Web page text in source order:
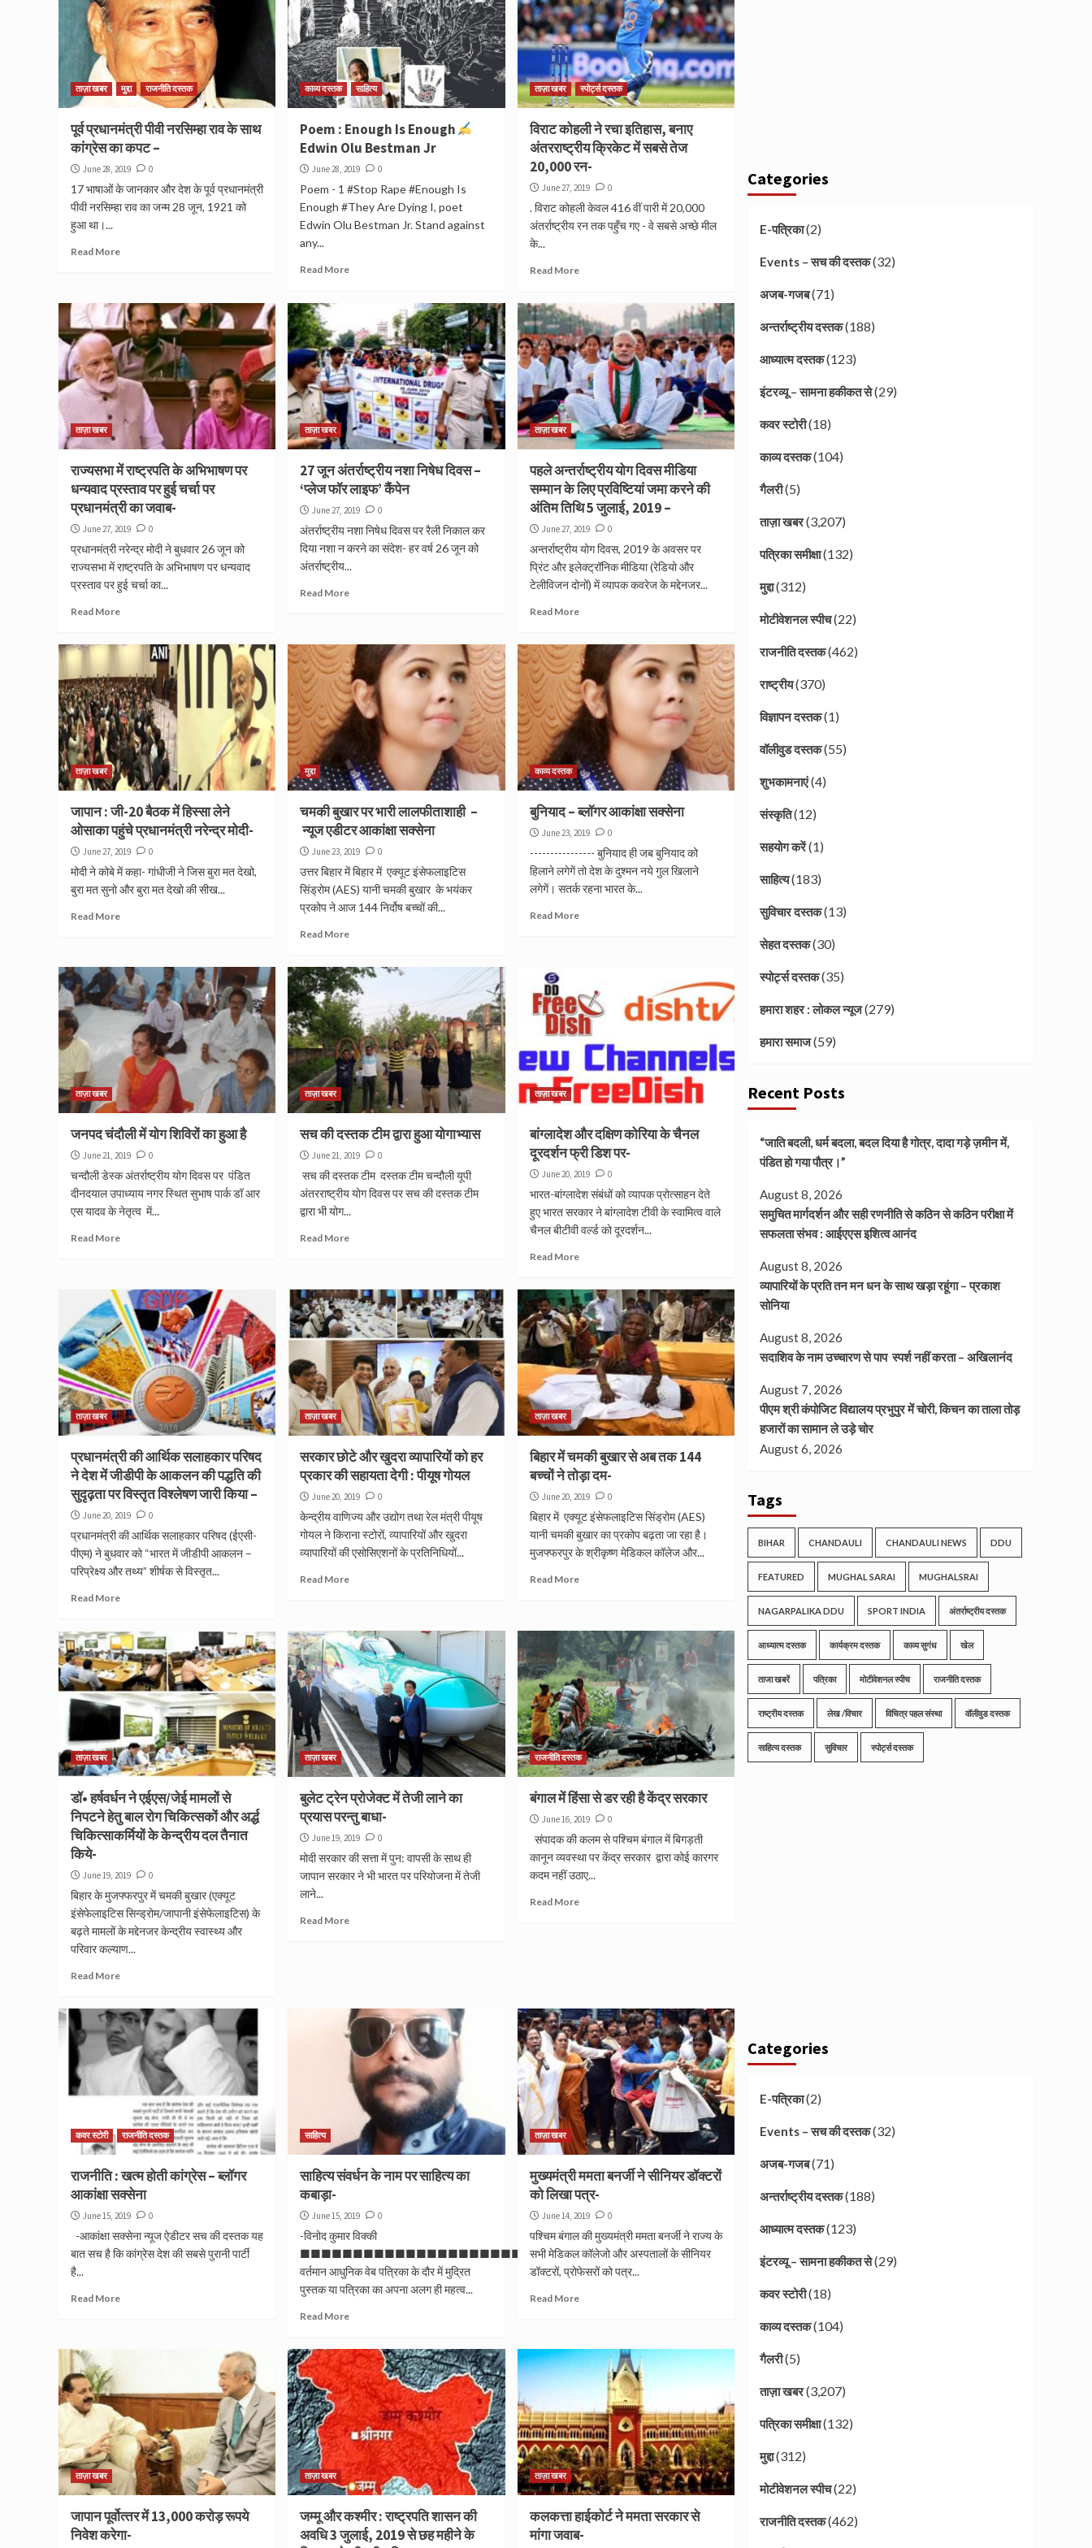
ताज़ा खबर मुद्दा राजनीति दस्तक
पूर्व प्रधानमंत्री पीवी नरसिम्हा राव के साथ
कांग्रेस का कपट –
June 28, 2019 0
17 भाषाओं के जानकार और देश के पूर्व प्रधानमंत्री
पीवी नरसिम्हा राव का जन्म 28 जून, 1921 को
हुआ था।...
Read More
काव्य दस्तक साहित्य
Poem : Enough Is Enough
Edwin Olu Bestman Jr
June 28, 2019 0
Poem - 1 #Stop Rape #Enough Is
Enough #They Are Dying I, poet
Edwin Olu Bestman Jr. Stand against
any...
Read More
ताज़ा खबर स्पोर्ट्स दस्तक
विराट कोहली ने रचा इतिहास, बनाए
अंतरराष्ट्रीय क्रिकेट में सबसे तेज
20,000 रन-
June 27, 2019 0
. विराट कोहली केवल 416 वीं पारी में 20,000
अंतर्राष्ट्रीय रन तक पहुँच गए - वे सबसे अच्छे मील
के...
Read More
ताज़ा खबर
राज्यसभा में राष्ट्रपति के अभिभाषण पर
धन्यवाद प्रस्ताव पर हुई चर्चा पर
प्रधानमंत्री का जवाब-
June 27, 2019 0
प्रधानमंत्री नरेन्द्र मोदी ने बुधवार 26 जून को
राज्यसभा में राष्ट्रपति के अभिभाषण पर धन्यवाद
प्रस्ताव पर हुई चर्चा का...
Read More
ताज़ा खबर
27 जून अंतर्राष्ट्रीय नशा निषेध दिवस –
‘प्लेज फॉर लाइफ’ कैंपेन
June 27, 2019 0
अंतर्राष्ट्रीय नशा निषेध दिवस पर रैली निकाल कर
दिया नशा न करने का संदेश- हर वर्ष 26 जून को
अंतर्राष्ट्रीय...
Read More
ताज़ा खबर
पहले अन्‍तर्राष्‍ट्रीय योग दिवस मीडिया
सम्‍मान के लिए प्रविष्टियां जमा करने की
अंतिम तिथि 5 जुलाई, 2019 –
June 27, 2019 0
अन्‍तर्राष्‍ट्रीय योग दिवस, 2019 के अवसर पर
प्रिंट और इलेक्‍ट्रॉनिक मीडिया (रेडियो और
टेलीविजन दोनों) में व्‍यापक कवरेज के मद्देनजर...
Read More
ताज़ा खबर
जापान : जी-20 बैठक में हिस्सा लेने
ओसाका पहुंचे प्रधानमंत्री नरेन्द्र मोदी-
June 27, 2019 0
मोदी ने कोबे में कहा- गांधीजी ने जिस बुरा मत देखो,
बुरा मत सुनो और बुरा मत देखो की सीख...
Read More
मुद्दा
चमकी बुखार पर भारी लालफीताशाही –
न्यूज एडीटर आकांक्षा सक्सेना
June 23, 2019 0
उत्तर बिहार में बिहार में एक्यूट इंसेफलाइटिस
सिंड्रोम (AES) यानी चमकी बुखार के भयंकर
प्रकोप ने आज 144 निर्दोष बच्चों की...
Read More
काव्य दस्तक
बुनियाद – ब्लॉगर आकांक्षा सक्सेना
June 23, 2019 0
---------------- बुनियाद ही जब बुनियाद को
हिलाने लगेगें तो देश के दुश्मन नये गुल खिलाने
लगेगें। सतर्क रहना भारत के...
Read More
ताज़ा खबर
जनपद चंदौली में योग शिविरों का हुआ है
June 21, 2019 0
चन्दौली डेस्क अंतर्राष्ट्रीय योग दिवस पर पंडित
दीनदयाल उपाध्याय नगर स्थित सुभाष पार्क डॉ आर
एस यादव के नेतृत्व में...
Read More
ताज़ा खबर
सच की दस्तक टीम द्वारा हुआ योगाभ्यास
June 21, 2019 0
सच की दस्तक टीम दस्तक टीम चन्दौली यूपी
अंतरराष्ट्रीय योग दिवस पर सच की दस्तक टीम
द्वारा भी योग...
Read More
ताज़ा खबर
बांग्लादेश और दक्षिण कोरिया के चैनल
दूरदर्शन फ्री डिश पर-
June 20, 2019 0
भारत-बांग्लादेश संबंधों को व्यापक प्रोत्साहन देते
हुए भारत सरकार ने बांग्लादेश टीवी के स्वामित्व वाले
चैनल बीटीवी वर्ल्ड को दूरदर्शन...
Read More
ताज़ा खबर
प्रधानमंत्री की आर्थिक सलाहकार परिषद
ने देश में जीडीपी के आकलन की पद्धति की
सुदृढ़ता पर विस्तृत विश्लेषण जारी किया –
June 20, 2019 0
प्रधानमंत्री की आर्थिक सलाहकार परिषद (ईएसी-
पीएम) ने बुधवार को “भारत में जीडीपी आकलन –
परिप्रेक्ष्य और तथ्य” शीर्षक से विस्तृत...
Read More
ताज़ा खबर
सरकार छोटे और खुदरा व्यापारियों को हर
प्रकार की सहायता देगी : पीयूष गोयल
June 20, 2019 0
केन्द्रीय वाणिज्य और उद्योग तथा रेल मंत्री पीयूष
गोयल ने किराना स्टोरों, व्यापारियों और खुदरा
व्यापारियों की एसोसिएशनों के प्रतिनिधियों...
Read More
ताज़ा खबर
बिहार में चमकी बुखार से अब तक 144
बच्चों ने तोड़ा दम-
June 20, 2019 0
बिहार में एक्यूट इंसेफलाइटिस सिंड्रोम (AES)
यानी चमकी बुखार का प्रकोप बढ़ता जा रहा है।
मुजफ्फरपुर के श्रीकृष्ण मेडिकल कॉलेज और...
Read More
ताज़ा खबर
डॉ• हर्षवर्धन ने एईएस/जेई मामलों से
निपटने हेतु बाल रोग चिकित्‍सकों और अर्द्ध
चिकित्‍सा‍कर्मियों के केन्‍द्रीय दल तैनात
किये-
June 19, 2019 0
बिहार के मुजफ्फरपुर में चमकी बुखार (एक्‍यूट
इंसेफेलाइटिस सिन्‍ड्रोम/जापानी इंसेफेलाइटिस) के
बढ़ते मामलों के मद्देनजर केन्‍द्रीय स्‍वास्‍थ्‍य और
परिवार कल्‍याण...
Read More
ताज़ा खबर
बुलेट ट्रेन प्रोजेक्ट में तेजी लाने का
प्रयास परन्तु बाधा-
June 19, 2019 0
मोदी सरकार की सत्ता में पुन: वापसी के साथ ही
जापान सरकार ने भी भारत पर परियोजना में तेजी
लाने...
Read More
राजनीति दस्तक
बंगाल में हिंसा से डर रही है केंद्र सरकार
June 16, 2019 0
संपादक की कलम से पश्चिम बंगाल में बिगड़ती
कानून व्यवस्था पर केंद्र सरकार द्वारा कोई कारगर
कदम नहीं उठाए...
Read More
कवर स्टोरी राजनीति दस्तक
राजनीति : खत्म होती कांग्रेस – ब्लॉगर
आकांक्षा सक्सेना
June 15, 2019 0
-आकांक्षा सक्सेना न्यूज ऐडीटर सच की दस्तक यह
बात सच है कि कांग्रेस देश की सबसे पुरानी पार्टी
है...
Read More
साहित्य
साहित्य संवर्धन के नाम पर साहित्य का
कबाड़ा-
June 15, 2019 0
-विनोद कुमार विक्की
■■■■■■■■■■■■■■■■■■■■■
वर्तमान आधुनिक वेब पत्रिका के दौर में मुद्रित
पुस्तक या पत्रिका का अपना अलग ही महत्व...
Read More
ताज़ा खबर
मुख्यमंत्री ममता बनर्जी ने सीनियर डॉक्टरों
को लिखा पत्र-
June 14, 2019 0
पश्चिम बंगाल की मुख्यमंत्री ममता बनर्जी ने राज्य के
सभी मेडिकल कॉलेजो और अस्पतालों के सीनियर
डॉक्टरों, प्रोफेसरों को पत्र...
Read More
ताज़ा खबर
जापान पूर्वोत्‍तर में 13,000 करोड़ रूपये
निवेश करेगा-
ताज़ा खबर
जम्मू और कश्मीर : राष्ट्रपति शासन की
अवधि 3 जुलाई, 2019 से छह महीने के
ताज़ा खबर
कलकत्ता हाईकोर्ट ने ममता सरकार से
मांगा जवाब-
Categories
E-पत्रिका(2)
Events – सच की दस्तक(32)
अजब-गजब(71)
अन्तर्राष्ट्रीय दस्तक(188)
आध्यात्म दस्तक(123)
इंटरव्यू – सामना हकीकत से(29)
कवर स्टोरी(18)
काव्य दस्तक(104)
गैलरी(5)
ताज़ा खबर(3,207)
पत्रिका समीक्षा(132)
मुद्दा(312)
मोटीवेशनल स्पीच(22)
राजनीति दस्तक(462)
राष्ट्रीय(370)
विज्ञापन दस्तक(1)
वॉलीवुड दस्तक(55)
शुभकामनाएं(4)
संस्कृति(12)
सहयोग करें(1)
साहित्य(183)
सुविचार दस्तक(13)
सेहत दस्तक(30)
स्पोर्ट्स दस्तक(35)
हमारा शहर : लोकल न्यूज(279)
हमारा समाज(59)
Recent Posts
“जाति बदली, धर्म बदला, बदल दिया है गोत्र, दादा गड़े ज़मीन में,
पंडित हो गया पौत्र।”
August 8, 2026
समुचित मार्गदर्शन और सही रणनीति से कठिन से कठिन परीक्षा में
सफलता संभव : आईएएस इशित्व आनंद
August 8, 2026
व्यापारियों के प्रति तन मन धन के साथ खड़ा रहूंगा – प्रकाश
सोनिया
August 8, 2026
सदाशिव के नाम उच्चारण से पाप स्पर्श नहीं करता – अखिलानंद
August 7, 2026
पीएम श्री कंपोजिट विद्यालय प्रभुपुर में चोरी, किचन का ताला तोड़
हजारों का सामान ले उड़े चोर
August 6, 2026
Tags
BIHAR CHANDAULI CHANDAULI NEWS DDU
FEATURED MUGHAL SARAI MUGHALSRAI
NAGARPALIKA DDU SPORT INDIA अंतर्राष्ट्रीय दस्तक
आध्यात्म दस्तक कार्यक्रम दस्तक काव्य सुगंध खेल
ताजा खबरें पत्रिका मोटीवेशनल स्पीच राजनीति दस्तक
राष्ट्रीय दस्तक लेख /विचार विचित्र पहल संस्था वॉलीवुड दस्तक
साहित्य दस्तक सुविचार स्पोर्ट्स दस्तक
Categories
E-पत्रिका(2)
Events – सच की दस्तक(32)
अजब-गजब(71)
अन्तर्राष्ट्रीय दस्तक(188)
आध्यात्म दस्तक(123)
इंटरव्यू – सामना हकीकत से(29)
कवर स्टोरी(18)
काव्य दस्तक(104)
गैलरी(5)
ताज़ा खबर(3,207)
पत्रिका समीक्षा(132)
मुद्दा(312)
मोटीवेशनल स्पीच(22)
राजनीति दस्तक(462)